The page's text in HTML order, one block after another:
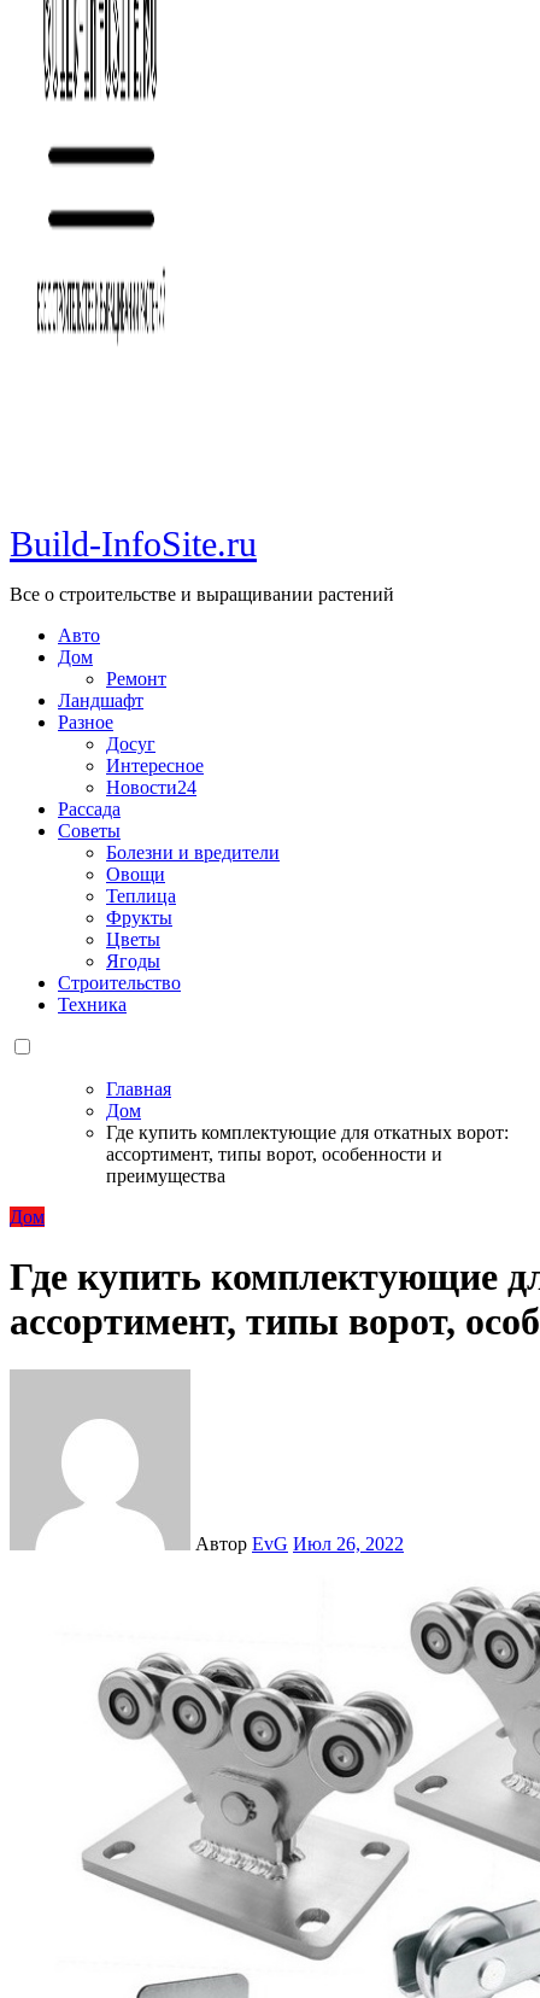
Build-InfoSite.ru
Все о строительстве и выращивании растений
Авто
Дом
Ремонт
Ландшафт
Разное
Досуг
Интересное
Новости24
Рассада
Советы
Болезни и вредители
Овощи
Теплица
Фрукты
Цветы
Ягоды
Строительство
Техника
Главная
Дом
Где купить комплектующие для откатных ворот:
ассортимент, типы ворот, особенности и
преимущества
Дом
Где купить комплектующие
ассортимент, типы ворот,
Автор EvG Июл 26, 2022